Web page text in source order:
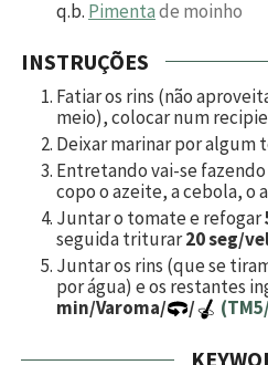
q.b. Pimentade moinho
INSTRUÇÕES
Fatiar os rins (não
meio), colocar num
Deixar marinar por algum
Entretando vai-se
copo o azeite, a cebola, o
Juntar o tomate e refogar
seguida triturar20 seg/
Juntar os rins (que se
por água) e os restantes
min/Varoma/
/